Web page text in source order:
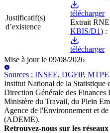
Justificatif(s)
d’existence
télécharger
Extrait RNE
KBIS/D1) :
télécharger
Mise à jour le 09/08/2026
Sources : INSEE, DGFiP,
Institut National de la Statistique
Direction Générale des
Ministère du Travail, du Plein
Agence de l'Environnement et
(ADEME).
Retrouvez-nous sur les